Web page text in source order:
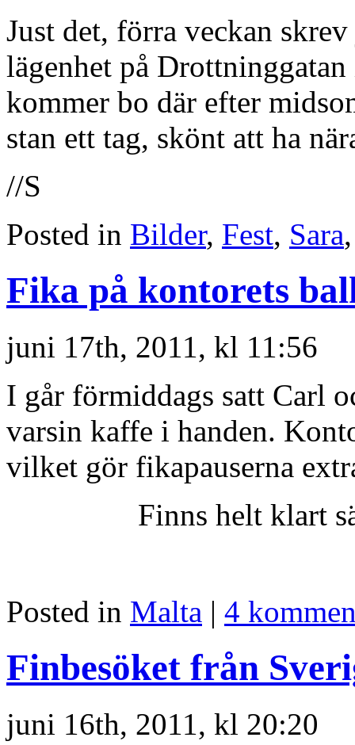
Just det, förra veckan
lägenhet på
kommer bo där efter
stan ett tag, skönt att ha
//S
Posted in Bilder, Fest, Sara
Fika på kontorets
juni 17th, 2011, kl 11:56
I går förmiddags satt Carl
varsin kaffe i handen.
vilket gör fikapauserna
Finns helt klart
Posted in Malta | 4
Finbesöket från
juni 16th, 2011, kl 20:20